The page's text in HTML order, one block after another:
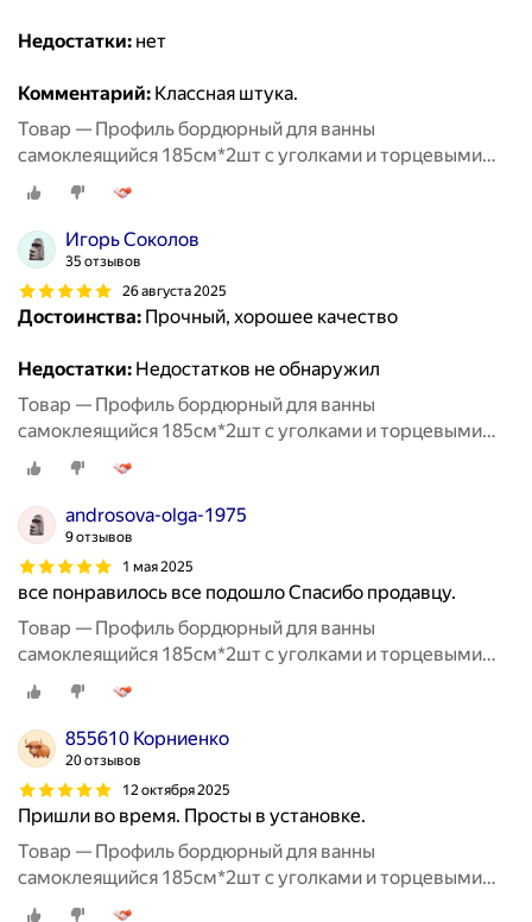
Недостатки: нет
Комментарий: Классная штука.
Товар — Профиль бордюрный для ванны
самоклеящийся 185см*2шт с уголками и торцевыми
заглушками TIM
Игорь Соколов
35 отзывов
26 августа 2025
Достоинства: Прочный, хорошее качество
Недостатки: Недостатков не обнаружил
Товар — Профиль бордюрный для ванны
самоклеящийся 185см*2шт с уголками и торцевыми
заглушками TIM
androsova-olga-1975
9 отзывов
1 мая 2025
все понравилось все подошло Спасибо продавцу.
Товар — Профиль бордюрный для ванны
самоклеящийся 185см*2шт с уголками и торцевыми
заглушками TIM
855610 Корниенко
20 отзывов
12 октября 2025
Пришли во время. Просты в установке.
Товар — Профиль бордюрный для ванны
самоклеящийся 185см*2шт с уголками и торцевыми
заглушками TIM